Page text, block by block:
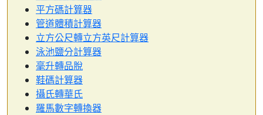
平方碼計算器
管道體積計算器
立方公尺轉立方英尺計算器
泳池鹽分計算器
毫升轉品脫
鞋碼計算器
攝氏轉華氏
羅馬數字轉換器